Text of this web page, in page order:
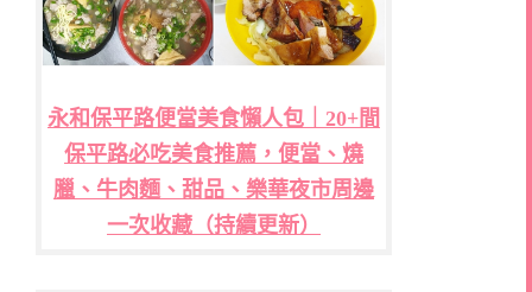
永和保平路便當美食懶人包｜20+間
保平路必吃美食推薦，便當、燒
臘、牛肉麵、甜品、樂華夜市周邊
一次收藏（持續更新）